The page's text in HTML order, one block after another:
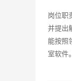
岗位职
并提出
能按照
室软件